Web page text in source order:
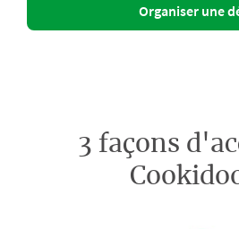
Organiser une
3 façons